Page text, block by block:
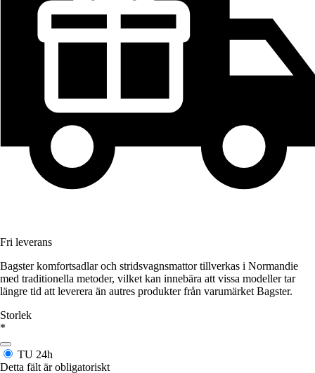
Fri leverans
Bagster komfortsadlar och stridsvagnsmattor tillverkas i Normandie
med traditionella metoder, vilket kan innebära att vissa modeller tar
längre tid att leverera än autres produkter från varumärket Bagster.
Storlek
*
TU 24h
Detta fält är obligatoriskt